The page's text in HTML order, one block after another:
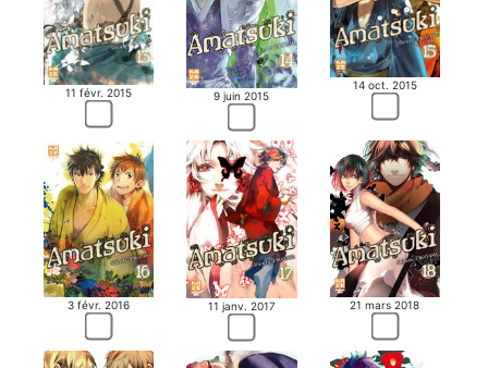
11 févr. 2015 9 juin 2015
14 oct. 2015
3 févr. 2016 11 janv. 2017 21 mars 2018